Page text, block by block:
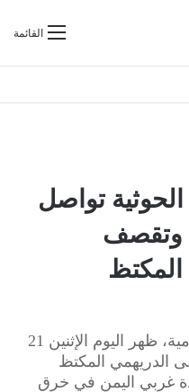
القائمةبحث عن
تواصل
وتقصف
أقدمت مليشيات الحوثي الإجرامية، ظهر اليوم الإثنين 21
الدريهمي المكتظ
غربي اليمن في خرق